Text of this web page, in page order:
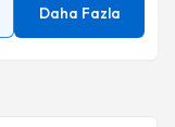
Daha Fazla